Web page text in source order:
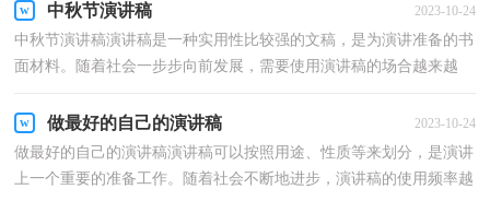
中秋节演讲稿 2023-10-24
中秋节演讲稿演讲稿是一种实用性比较强的文稿，是为演讲准备的书
面材料。随着社会一步步向前发展，需要使用演讲稿的场合越来越
做最好的自己的演讲稿 2023-10-24
做最好的自己的演讲稿演讲稿可以按照用途、性质等来划分，是演讲
上一个重要的准备工作。随着社会不断地进步，演讲稿的使用频率越